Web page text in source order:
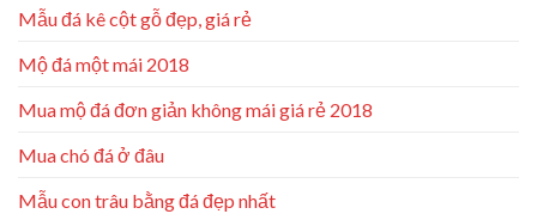
Mẫu đá kê cột gỗ đẹp, giá rẻ
Mộ đá một mái 2018
Mua mộ đá đơn giản không mái giá rẻ 2018
Mua chó đá ở đâu
Mẫu con trâu bằng đá đẹp nhất